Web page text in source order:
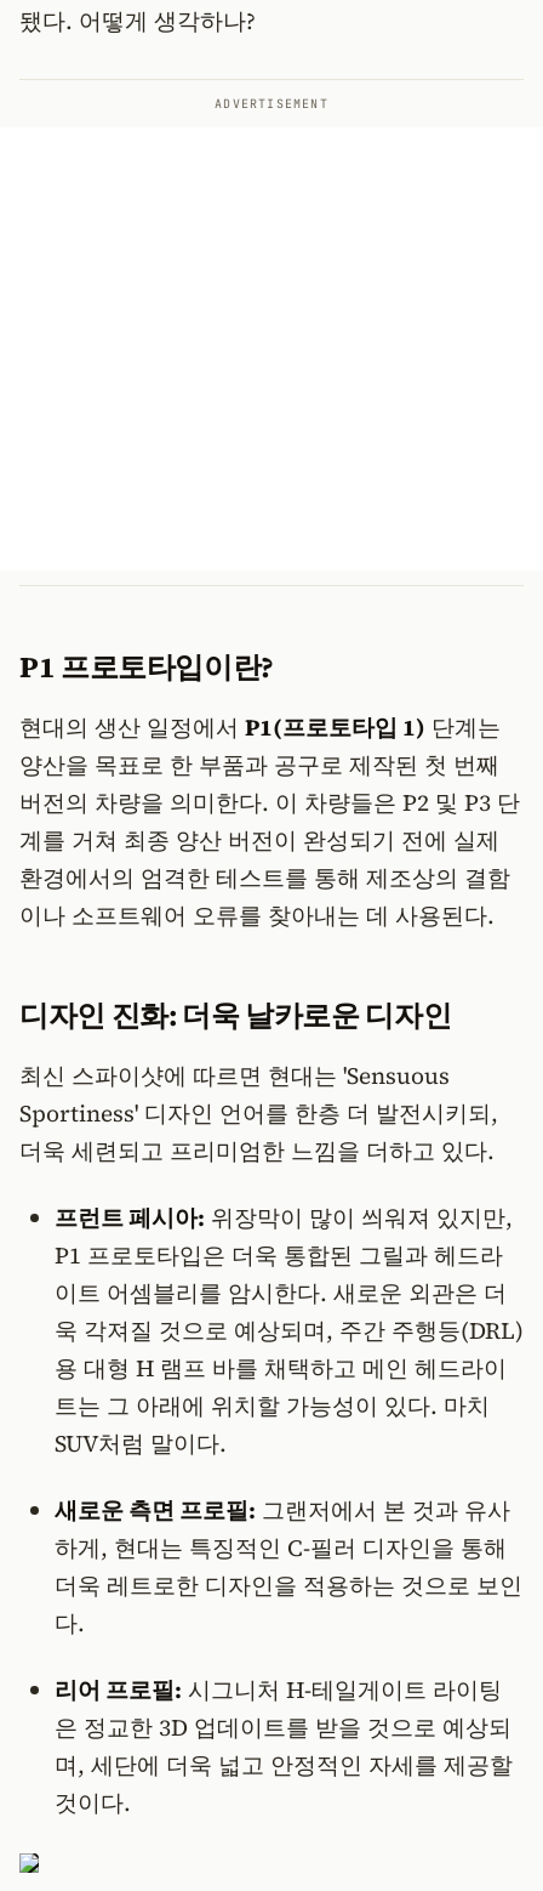
됐다. 어떻게 생각하나?
ADVERTISEMENT
P1 프로토타입이란?
현대의 생산 일정에서 P1(프로토타입 1) 단계는
양산을 목표로 한 부품과 공구로 제작된 첫 번째
버전의 차량을 의미한다. 이 차량들은 P2 및 P3 단
계를 거쳐 최종 양산 버전이 완성되기 전에 실제
환경에서의 엄격한 테스트를 통해 제조상의 결함
이나 소프트웨어 오류를 찾아내는 데 사용된다.
디자인 진화: 더욱 날카로운 디자인
최신 스파이샷에 따르면 현대는 'Sensuous
Sportiness' 디자인 언어를 한층 더 발전시키되,
더욱 세련되고 프리미엄한 느낌을 더하고 있다.
프런트 페시아: 위장막이 많이 씌워져 있지만,
P1 프로토타입은 더욱 통합된 그릴과 헤드라
이트 어셈블리를 암시한다. 새로운 외관은 더
욱 각져질 것으로 예상되며, 주간 주행등(DRL)
용 대형 H 램프 바를 채택하고 메인 헤드라이
트는 그 아래에 위치할 가능성이 있다. 마치
SUV처럼 말이다.
새로운 측면 프로필: 그랜저에서 본 것과 유사
하게, 현대는 특징적인 C-필러 디자인을 통해
더욱 레트로한 디자인을 적용하는 것으로 보인
다.
리어 프로필: 시그니처 H-테일게이트 라이팅
은 정교한 3D 업데이트를 받을 것으로 예상되
며, 세단에 더욱 넓고 안정적인 자세를 제공할
것이다.